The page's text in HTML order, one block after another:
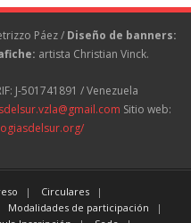
Páez / Diseño de banners:
artista Christian Vinck.
J-501741891 / Venezuela
Sitio web:
Circulares
Modalidades de participación